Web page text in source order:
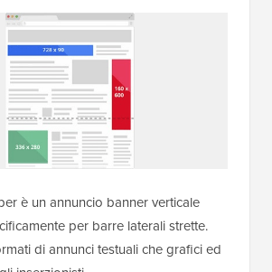
è un annuncio banner verticale
per barre laterali strette.
di annunci testuali che grafici ed